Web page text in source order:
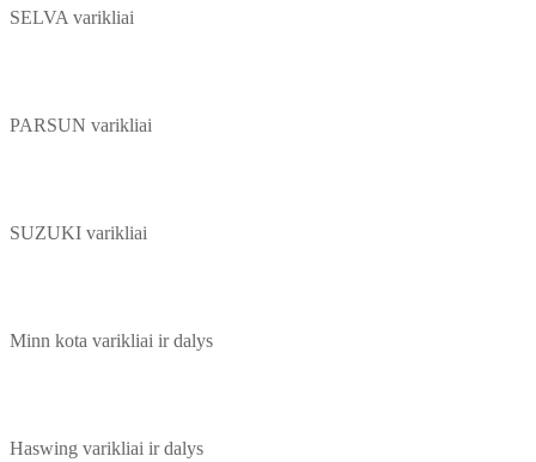
SELVA varikliai
PARSUN varikliai
SUZUKI varikliai
Minn kota varikliai ir dalys
Haswing varikliai ir dalys